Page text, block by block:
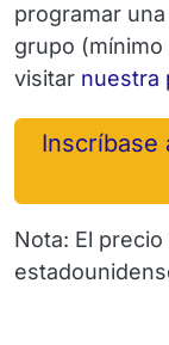
programar
grupo
visitar nuestra
Inscríbase
Nota: El